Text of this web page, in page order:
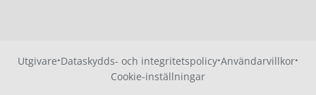
Utgivare·Dataskydds- och integritetspolicy·Användarvillkor·
Cookie-inställningar